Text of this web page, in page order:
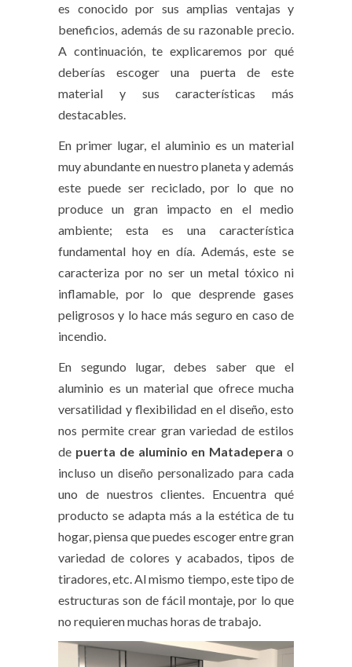
es conocido por sus amplias ventajas y
beneficios, además de su razonable precio.
A continuación, te explicaremos por qué
deberías escoger una puerta de este
material y sus características más
destacables.
En primer lugar, el aluminio es un material
muy abundante en nuestro planeta y además
este puede ser reciclado, por lo que no
produce un gran impacto en el medio
ambiente; esta es una característica
fundamental hoy en día. Además, este se
caracteriza por no ser un metal tóxico ni
inflamable, por lo que desprende gases
peligrosos y lo hace más seguro en caso de
incendio.
En segundo lugar, debes saber que el
aluminio es un material que ofrece mucha
versatilidad y flexibilidad en el diseño, esto
nos permite crear gran variedad de estilos
de puerta de aluminio en Matadepera o
incluso un diseño personalizado para cada
uno de nuestros clientes. Encuentra qué
producto se adapta más a la estética de tu
hogar, piensa que puedes escoger entre gran
variedad de colores y acabados, tipos de
tiradores, etc. Al mismo tiempo, este tipo de
estructuras son de fácil montaje, por lo que
no requieren muchas horas de trabajo.